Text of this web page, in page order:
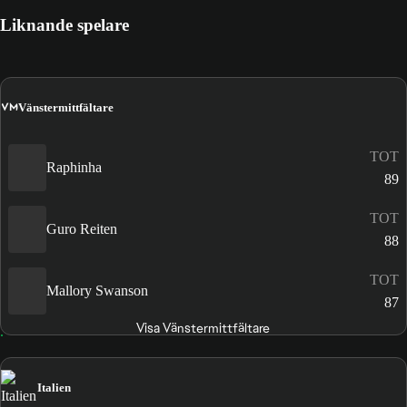
Liknande spelare
VMVänstermittfältare
Raphinha
TOT
89
Guro Reiten
TOT
88
Mallory Swanson
TOT
87
Visa Vänstermittfältare
Italien